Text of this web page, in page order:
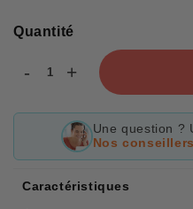
price
Quantité
- +
Une question ?
Nos
Caractéristiques